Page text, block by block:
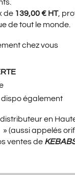
de 139,00 € HT,
de tout le monde.
chez vous
dispo également
en
(aussi appelés
ventes de